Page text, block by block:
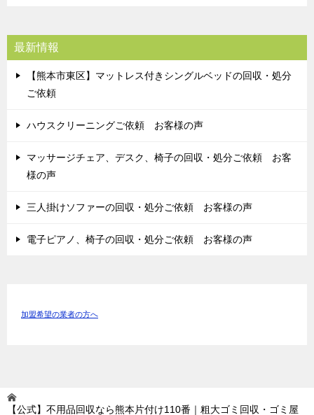
最新情報
【熊本市東区】マットレス付きシングルベッドの回収・処分
ご依頼
ハウスクリーニングご依頼 お客様の声
マッサージチェア、デスク、椅子の回収・処分ご依頼 お客
様の声
三人掛けソファーの回収・処分ご依頼 お客様の声
電子ピアノ、椅子の回収・処分ご依頼 お客様の声
加盟希望の業者の方へ
【公式】不用品回収なら熊本片付け110番｜粗大ゴミ回収・ゴミ屋